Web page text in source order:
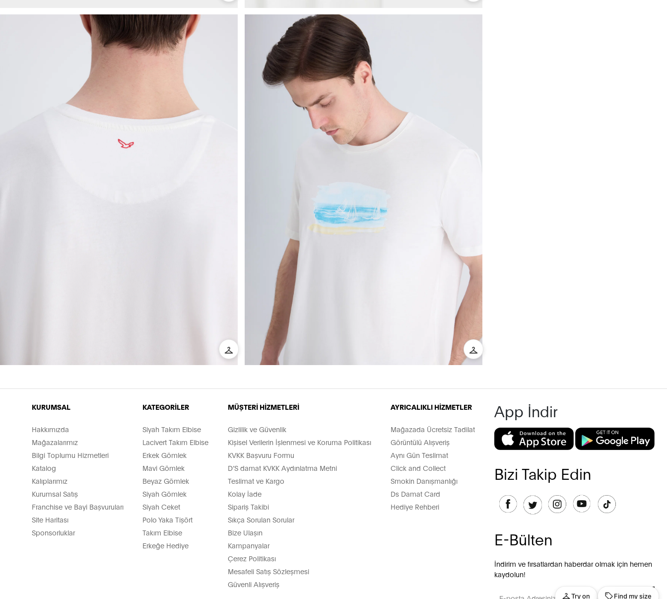
KURUMSAL
Hakkımızda
Mağazalarımız
Bilgi Toplumu Hizmetleri
Katalog
Kalıplarımız
Kurumsal Satış
Franchise ve Bayi Başvuruları
Site Haritası
Sponsorluklar
KATEGORİLER
Siyah Takım Elbise
Lacivert Takım Elbise
Erkek Gömlek
Mavi Gömlek
Beyaz Gömlek
Siyah Gömlek
Siyah Ceket
Polo Yaka Tişört
Takım Elbise
Erkeğe Hediye
MÜŞTERİ HİZMETLERİ
Gizlilik ve Güvenlik
Kişisel Verilerin İşlenmesi ve Koruma Politikası
KVKK Başvuru Formu
D’S damat KVKK Aydınlatma Metni
Teslimat ve Kargo
Kolay İade
Sipariş Takibi
Sıkça Sorulan Sorular
Bize Ulaşın
Kampanyalar
Çerez Politikası
Mesafeli Satış Sözleşmesi
Güvenli Alışveriş
AYRICALIKLI HİZMETLER
Mağazada Ücretsiz Tadilat
Görüntülü Alışveriş
Aynı Gün Teslimat
Click and Collect
Smokin Danışmanlığı
Ds Damat Card
Hediye Rehberi
App İndir
Bizi Takip Edin
E-Bülten
İndirim ve fırsatlardan haberdar olmak için hemen
kaydolun!